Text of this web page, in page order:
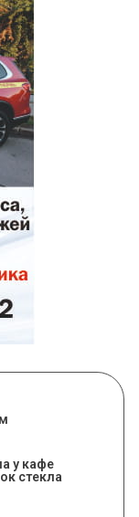
у кафе
стекла